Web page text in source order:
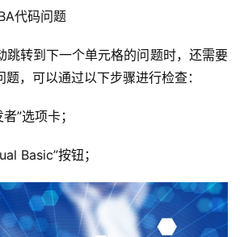
代码问题
跳转到下一个单元格的问题时，还需要
，可以通过以下步骤进行检查：
”选项卡；
Basic”按钮；